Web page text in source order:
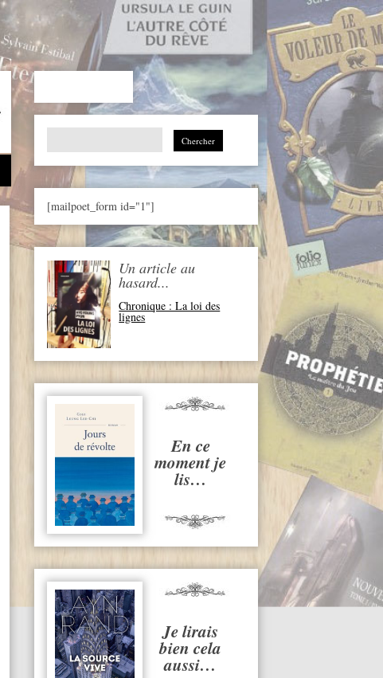
Search
[mailpoet_form id="1"]
Un article au
hasard...
Chronique : La loi des
lignes
En ce
moment je
lis…
Je lirais
bien cela
aussi…